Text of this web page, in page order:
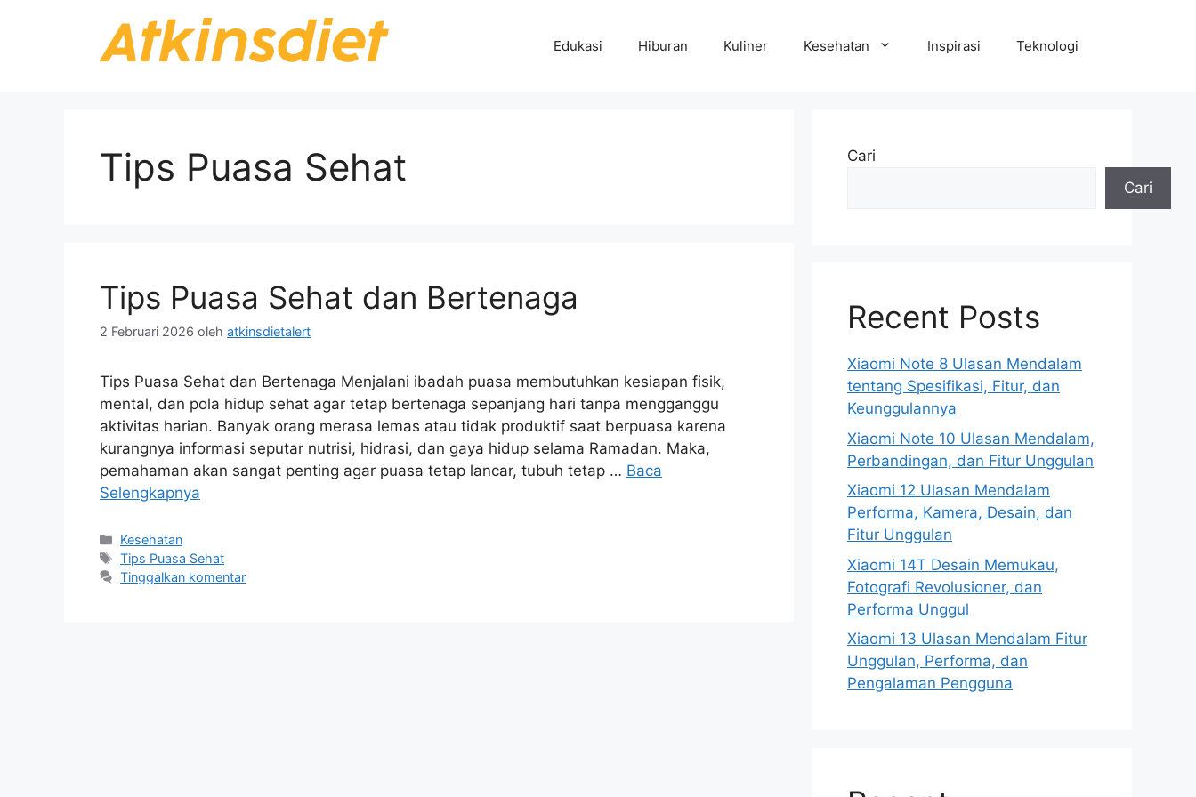
Edukasi Hiburan Kuliner Kesehatan Inspirasi Teknologi
Tips Puasa Sehat
Tips Puasa Sehat dan Bertenaga
2 Februari 2026 oleh atkinsdietalert
Tips Puasa Sehat dan Bertenaga Menjalani ibadah puasa membutuhkan kesiapan fisik,
mental, dan pola hidup sehat agar tetap bertenaga sepanjang hari tanpa mengganggu
aktivitas harian. Banyak orang merasa lemas atau tidak produktif saat berpuasa karena
kurangnya informasi seputar nutrisi, hidrasi, dan gaya hidup selama Ramadan. Maka,
pemahaman akan sangat penting agar puasa tetap lancar, tubuh tetap … Baca
Selengkapnya
Kategori
Kesehatan
Tag
Tips Puasa Sehat
Tinggalkan komentar
Cari
Cari
Recent Posts
Xiaomi Note 8 Ulasan Mendalam
tentang Spesifikasi, Fitur, dan
Keunggulannya
Xiaomi Note 10 Ulasan Mendalam,
Perbandingan, dan Fitur Unggulan
Xiaomi 12 Ulasan Mendalam
Performa, Kamera, Desain, dan
Fitur Unggulan
Xiaomi 14T Desain Memukau,
Fotografi Revolusioner, dan
Performa Unggul
Xiaomi 13 Ulasan Mendalam Fitur
Unggulan, Performa, dan
Pengalaman Pengguna